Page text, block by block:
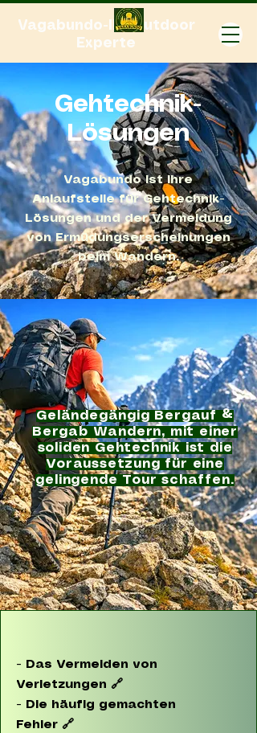
Vagabundo-Ihr Outdoor
Experte
Gehtechnik-
Lösungen
Vagabundo ist Ihre
Anlaufstelle für Gehtechnik-
Lösungen und der Vermeidung
von Ermüdungserscheinungen
beim Wandern.
Geländegängig Bergauf &
Bergab Wandern, mit einer
soliden Gehtechnik ist die
Voraussetzung für eine
gelingende Tour schaffen.
- Das Vermeiden von
Verletzungen 🔗
-
Die häufig gemachten
Fehler 🔗